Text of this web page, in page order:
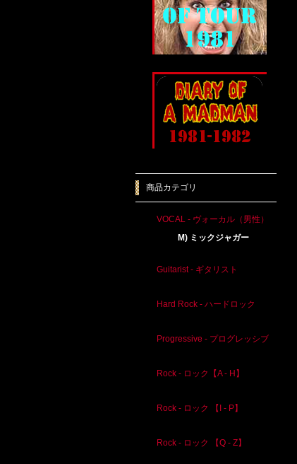
商品カテゴリ
VOCAL - ヴォーカル（男性）
M) ミックジャガー
Guitarist - ギタリスト
Hard Rock - ハードロック
Progressive - プログレッシブ
Rock - ロック【A - H】
Rock - ロック 【I - P】
Rock - ロック 【Q - Z】